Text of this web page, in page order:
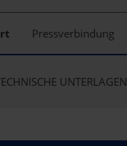
Pressverbindung
UNTERLAGEN